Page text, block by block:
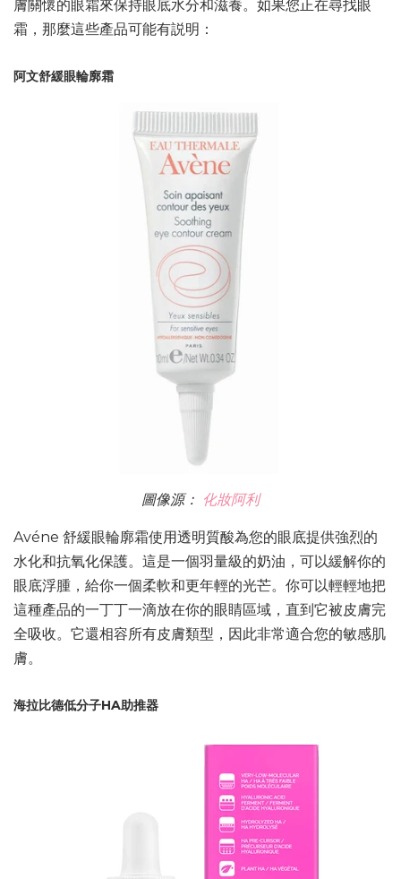
膚關懷的眼霜來保持眼底水分和滋養。如果您正在尋找眼
霜，那麼這些產品可能有説明：
阿文舒緩眼輪廓霜
圖像源： 化妝阿利
Avéne 舒緩眼輪廓霜使用透明質酸為您的眼底提供強烈的
水化和抗氧化保護。這是一個羽量級的奶油，可以緩解你的
眼底浮腫，給你一個柔軟和更年輕的光芒。你可以輕輕地把
這種產品的一丁丁一滴放在你的眼睛區域，直到它被皮膚完
全吸收。它還相容所有皮膚類型，因此非常適合您的敏感肌
膚。
海拉比德低分子HA助推器